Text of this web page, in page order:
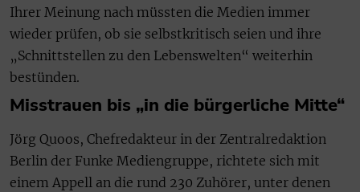
Ihrer Meinung nach müssten die Medien immer
wieder prüfen, ob sie selbstkritisch seien und ihre
„Schnittstellen zu den Lebenswelten“ weiterhin
bestünden.
Misstrauen bis „in die bürgerliche Mitte“
Jörg Quoos, Chefredakteur in der Zentralredaktion
Berlin der Funke Mediengruppe, richtete sich mit
einem Appell an die rund 230 Zuhörer, unter denen